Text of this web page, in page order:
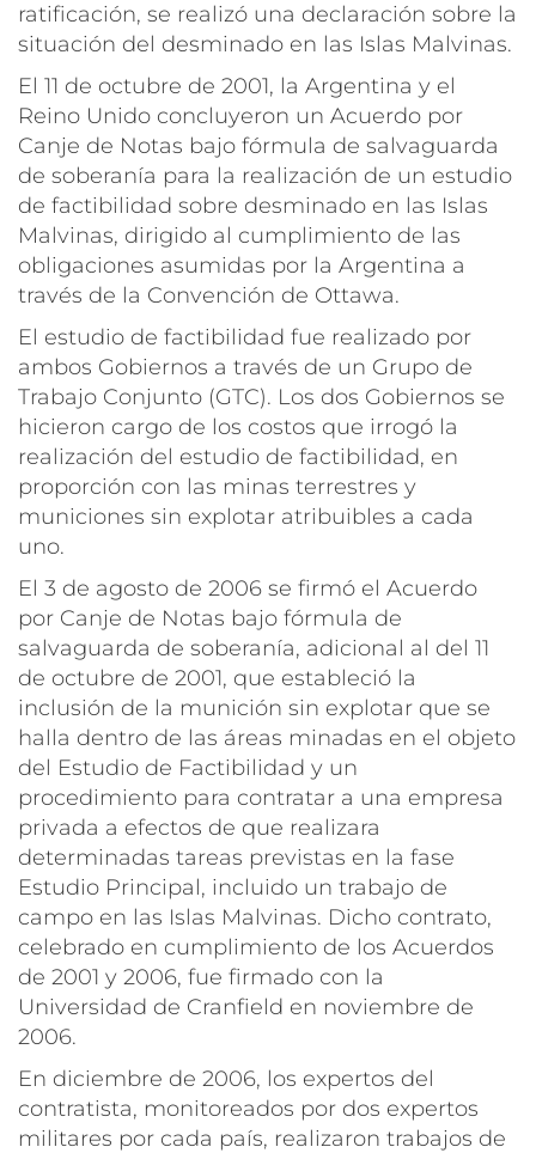
ratificación, se realizó una declaración sobre la
situación del desminado en las Islas Malvinas.
El 11 de octubre de 2001, la Argentina y el
Reino Unido concluyeron un Acuerdo por
Canje de Notas bajo fórmula de salvaguarda
de soberanía para la realización de un estudio
de factibilidad sobre desminado en las Islas
Malvinas, dirigido al cumplimiento de las
obligaciones asumidas por la Argentina a
través de la Convención de Ottawa.
El estudio de factibilidad fue realizado por
ambos Gobiernos a través de un Grupo de
Trabajo Conjunto (GTC). Los dos Gobiernos se
hicieron cargo de los costos que irrogó la
realización del estudio de factibilidad, en
proporción con las minas terrestres y
municiones sin explotar atribuibles a cada
uno.
El 3 de agosto de 2006 se firmó el Acuerdo
por Canje de Notas bajo fórmula de
salvaguarda de soberanía, adicional al del 11
de octubre de 2001, que estableció la
inclusión de la munición sin explotar que se
halla dentro de las áreas minadas en el objeto
del Estudio de Factibilidad y un
procedimiento para contratar a una empresa
privada a efectos de que realizara
determinadas tareas previstas en la fase
Estudio Principal, incluido un trabajo de
campo en las Islas Malvinas. Dicho contrato,
celebrado en cumplimiento de los Acuerdos
de 2001 y 2006, fue firmado con la
Universidad de Cranfield en noviembre de
2006.
En diciembre de 2006, los expertos del
contratista, monitoreados por dos expertos
militares por cada país, realizaron trabajos de